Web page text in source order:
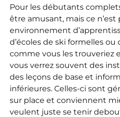
Pour les débutants
être amusant, mais ce n’est
environnement
d’écoles de ski formelles
comme vous les trouveriez
vous verrez souvent des
des leçons de base et
inférieures. Celles-ci sont
sur place et conviennent
veulent juste se tenir